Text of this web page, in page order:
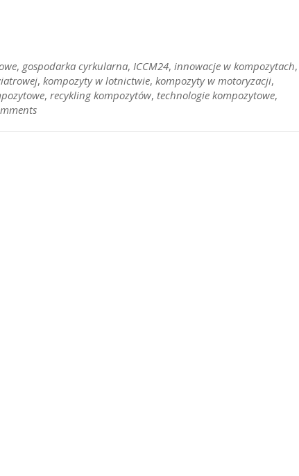
, gospodarka cyrkularna, ICCM24, innowacje w kompozytach,
, kompozyty w lotnictwie, kompozyty w motoryzacji,
, recykling kompozytów, technologie kompozytowe,